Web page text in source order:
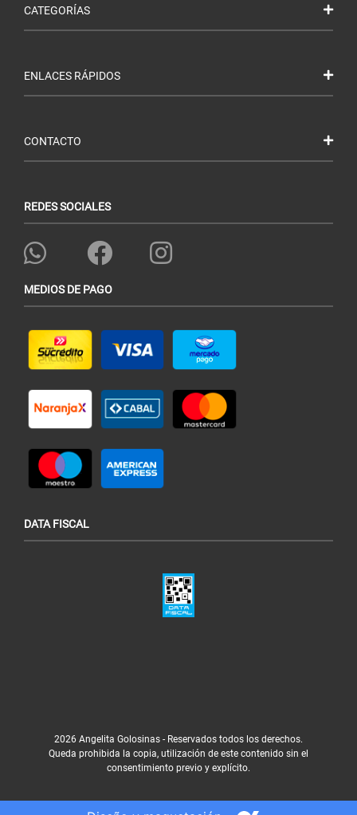
CATEGORÍAS
ENLACES RÁPIDOS
CONTACTO
REDES SOCIALES
MEDIOS DE PAGO
DATA FISCAL
2026 Angelita Golosinas - Reservados todos los derechos.
Queda prohibida la copia, utilización de este contenido sin el
consentimiento previo y explícito.